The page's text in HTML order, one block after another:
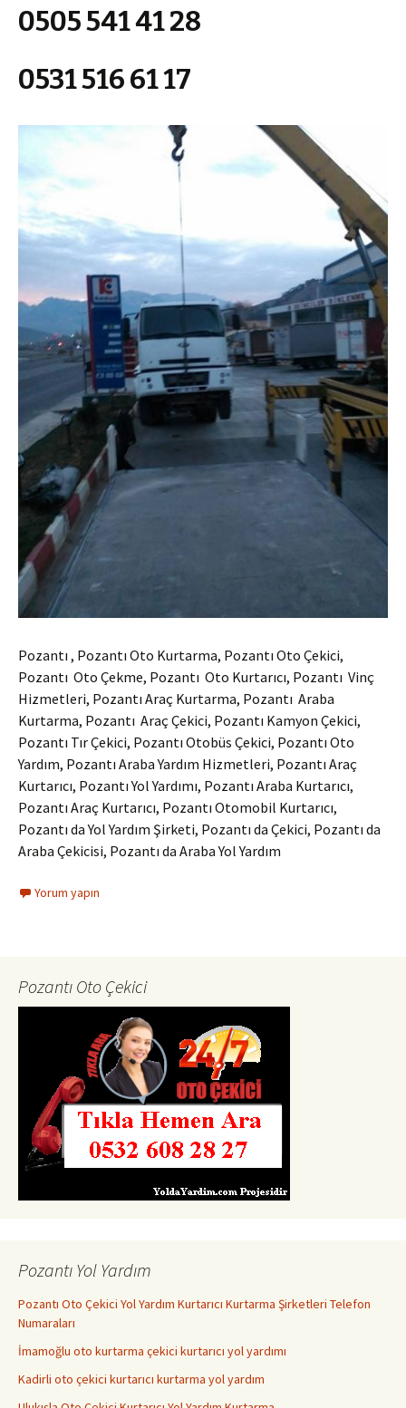
0505 541 41 28
0531 516 61 17
Pozantı , Pozantı Oto Kurtarma, Pozantı Oto Çekici,
Pozantı Oto Çekme, Pozantı Oto Kurtarıcı, Pozantı Vinç
Hizmetleri, Pozantı Araç Kurtarma, Pozantı Araba
Kurtarma, Pozantı Araç Çekici, Pozantı Kamyon Çekici,
Pozantı Tır Çekici, Pozantı Otobüs Çekici, Pozantı Oto
Yardım, Pozantı Araba Yardım Hizmetleri, Pozantı Araç
Kurtarıcı, Pozantı Yol Yardımı, Pozantı Araba Kurtarıcı,
Pozantı Araç Kurtarıcı, Pozantı Otomobil Kurtarıcı,
Pozantı da Yol Yardım Şirketi, Pozantı da Çekici, Pozantı da
Araba Çekicisi, Pozantı da Araba Yol Yardım
Yorum yapın
Pozantı Oto Çekici
Pozantı Yol Yardım
Pozantı Oto Çekici Yol Yardım Kurtarıcı Kurtarma Şirketleri Telefon
Numaraları
İmamoğlu oto kurtarma çekici kurtarıcı yol yardımı
Kadirli oto çekici kurtarıcı kurtarma yol yardım